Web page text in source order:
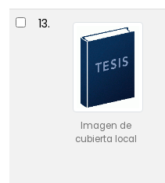
13.
Imagen de
cubierta local